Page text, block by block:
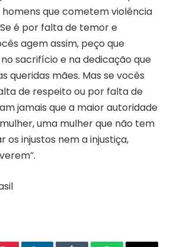
que cometem violência
é por falta de temor e
agem assim, peço que
sacrifício e na dedicação que
queridas mães. Mas se vocês
de respeito ou por falta de
jamais que a maior autoridade
uma mulher que não tem
os injustos nem a injustiça,